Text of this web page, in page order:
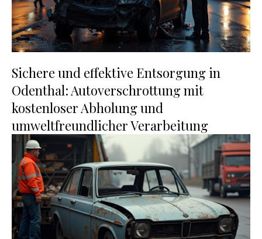
Sichere und effektive Entsorgung in
Odenthal: Autoverschrottung mit
kostenloser Abholung und
umweltfreundlicher Verarbeitung